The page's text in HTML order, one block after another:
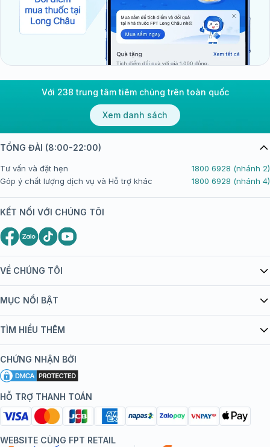
Với 238 trung tâm tiêm chủng trên toàn quốc
Xem danh sách
VỀ CHÚNG TÔI
Giới thiệu Tiêm Chủng FPT Long Châu
bán hàng
Chính sách nội dung
Chính sách bảo mật
Chính sách bảo mật dữ liệu cá nhân
Chính sách thanh toán
MỤC NỔI BẬT
Danh mục vắc xin
Đội ngũ bác sĩ, chuyên gia
Hệ thống trung tâm tiêm chủng
TÌM HIỂU THÊM
Khuyến mãi
Tôi nên tiêm gì?
Tiêm chủng đi nước ngoài
CHỨNG NHẬN BỞI
HỖ TRỢ THANH TOÁN
TỔNG ĐÀI (8:00-22:00)
Tư vấn và đặt hẹn
1800 6928 (nhánh 2)
Góp ý chất lượng dịch vụ và Hỗ trợ khác
1800 6928 (nhánh 4)
KẾT NỐI VỚI CHÚNG TÔI
WEBSITE CÙNG FPT RETAIL